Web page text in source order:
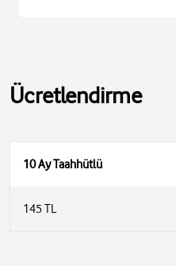
Ücretlendirme
10 Ay Taahhütlü
145 TL